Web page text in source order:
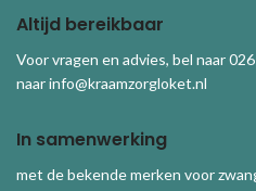
Altijd bereikbaar
Voor vragen en advies, bel naar
naar info@kraamzorgloket.nl
In samenwerking
met de bekende merken voor